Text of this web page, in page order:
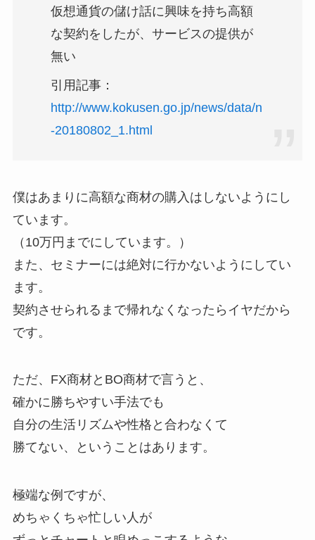
仮想通貨の儲け話に興味を持ち高額
な契約をしたが、サービスの提供が
無い
引用記事：
http://www.kokusen.go.jp/news/data/n
-20180802_1.html
僕はあまりに高額な商材の購入はしないようにし
ています。
（10万円までにしています。）
また、セミナーには絶対に行かないようにしてい
ます。
契約させられるまで帰れなくなったらイヤだから
です。
ただ、FX商材とBO商材で言うと、
確かに勝ちやすい手法でも
自分の生活リズムや性格と合わなくて
勝てない、ということはあります。
極端な例ですが、
めちゃくちゃ忙しい人が